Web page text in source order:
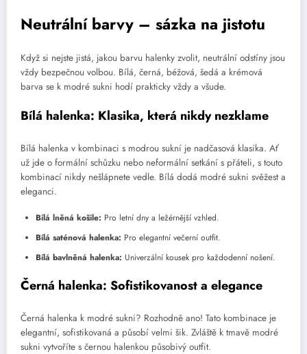
Neutrální barvy – sázka na jistotu
Když si nejste jistá, jakou barvu halenky zvolit, neutrální odstíny jsou
vždy bezpečnou volbou. Bílá, černá, béžová, šedá a krémová
barva se k modré sukni hodí prakticky vždy a všude.
Bílá halenka: Klasika, která nikdy nezklame
Bílá halenka v kombinaci s modrou sukní je nadčasová klasika. Ať
už jde o formální schůzku nebo neformální setkání s přáteli, s touto
kombinací nikdy nešlápnete vedle. Bílá dodá modré sukni svěžest a
eleganci.
Bílá lněná košile: Pro letní dny a ležérnější vzhled.
Bílá saténová halenka: Pro elegantní večerní outfit.
Bílá bavlněná halenka: Univerzální kousek pro každodenní nošení.
Černá halenka: Sofistikovanost a elegance
Černá halenka k modré sukni? Rozhodně ano! Tato kombinace je
elegantní, sofistikovaná a působí velmi šik. Zvláště k tmavě modré
sukni vytvoříte s černou halenkou působivý outfit.